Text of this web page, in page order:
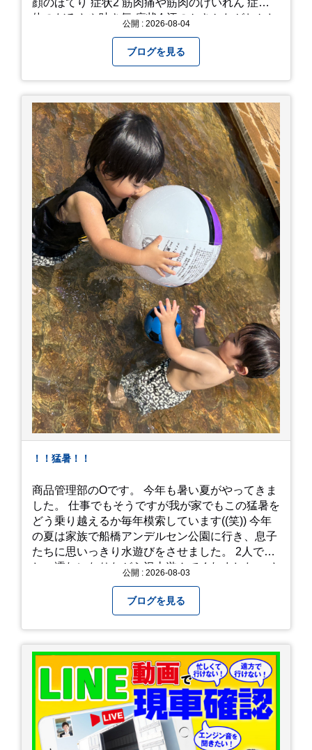
体のだるさや吐き気 症状4 汗のかきかたがおかし
に反応しない、まっすぐ歩けない 症状7 水分補給
に医療機関へ相談、または救急車を呼びましょう
□涼しい場所へ移動しましょう □衣服を脱がし、
体を冷やして体温を下げましょう □塩分や水分を
補給しましょう 一番大切な命を守って、夏を乗り
切りましょう！
公開 : 2026-08-04
ブログを見る
！！猛暑！！
商品管理部のOです。 今年も暑い夏がやってきま
した。 仕事でもそうですが我が家でもこの猛暑を
どう乗り越えるか毎年模索しています((笑)) 今年
の夏は家族で船橋アンデルセン公園に行き、息子
たちに思いっきり水遊びをさせました。 2人でび
しょ濡れになりながら沢山遊んでくれました。 さ
みようと思います。
公開 : 2026-08-03
ブログを見る